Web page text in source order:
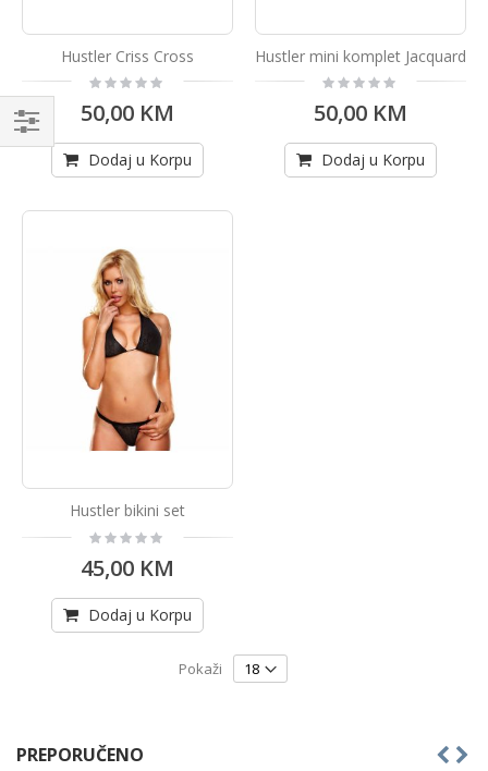
Hustler Criss Cross
Rating:
0%
50,00 KM
Dodaj u Korpu
Hustler mini komplet Jacquard
Rating:
0%
50,00 KM
Dodaj u Korpu
Hustler bikini set
Rating:
0%
45,00 KM
Dodaj u Korpu
Pokaži
Kupi
PREPORUČENO